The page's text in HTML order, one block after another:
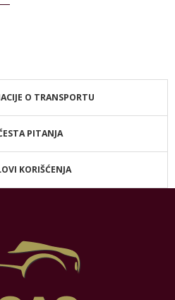
O TRANSPORTU
PITANJA
KORIŠĆENJA